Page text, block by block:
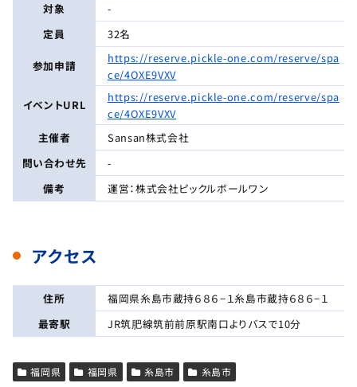
対象
-
定員
32名
参加申請
https://reserve.pickle-one.com/reserve/spa
ce/4OXE9VXV
イベントURL
https://reserve.pickle-one.com/reserve/spa
ce/4OXE9VXV
主催者
Sansan株式会社
問い合わせ先
-
備考
運営：株式会社ピックルボールワン
アクセス
住所
福岡県糸島市蔵持６８６−１糸島市蔵持６８６−１
最寄駅
JR筑肥線筑前前原駅南口よりバスで10分
福岡県 福岡県 糸島市 糸島市